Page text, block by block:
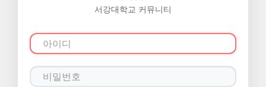
서강대학교 커뮤니티